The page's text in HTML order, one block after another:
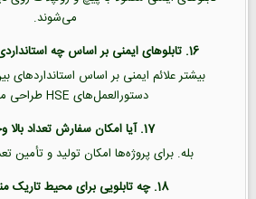
می‌شوند.
16. تابلوهای ایمنی بر اساس چه استانداردی طراحی می‌شوند؟
دستورالعمل‌های HSE طراحی می‌شوند.
17. آیا امکان سفارش تعداد بالا وجود دارد؟
بله. برای پروژه‌ها امکان تولید و تأمین
18. چه تابلویی برای محیط تاریک مناسب است؟